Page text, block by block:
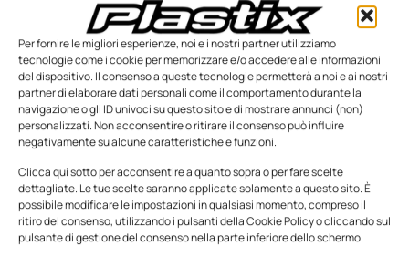
Per fornire le migliori esperienze, noi e i nostri partner utilizziamo
tecnologie come i cookie per memorizzare e/o accedere alle informazioni
del dispositivo. Il consenso a queste tecnologie permetterà a noi e ai nostri
partner di elaborare dati personali come il comportamento durante la
navigazione o gli ID univoci su questo sito e di mostrare annunci (non)
personalizzati. Non acconsentire o ritirare il consenso può influire
negativamente su alcune caratteristiche e funzioni.
Clicca qui sotto per acconsentire a quanto sopra o per fare scelte
dettagliate. Le tue scelte saranno applicate solamente a questo sito. È
possibile modificare le impostazioni in qualsiasi momento, compreso il
ritiro del consenso, utilizzando i pulsanti della Cookie Policy o cliccando sul
pulsante di gestione del consenso nella parte inferiore dello schermo.
Le ricerche di un team guidato dal professor Andrea Pompa
dell’Università di Urbino hanno portato alla scoperta di un
nuovo biomateriale a base proteica più
Redazione 2 Luglio 2024